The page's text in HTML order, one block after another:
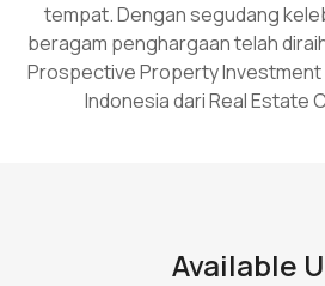
tempat. Dengan segudang
beragam penghargaan telah
Prospective Property Investment
Indonesia dari Real Estate
Available